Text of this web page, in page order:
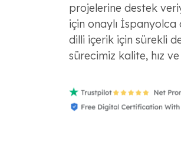
projelerine destek
için onaylı
dilli içerik için sürekli
sürecimiz kalite, hız